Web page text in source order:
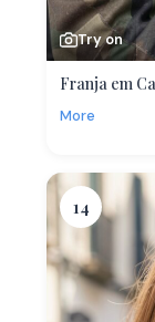
Try on
Franja em
More
14